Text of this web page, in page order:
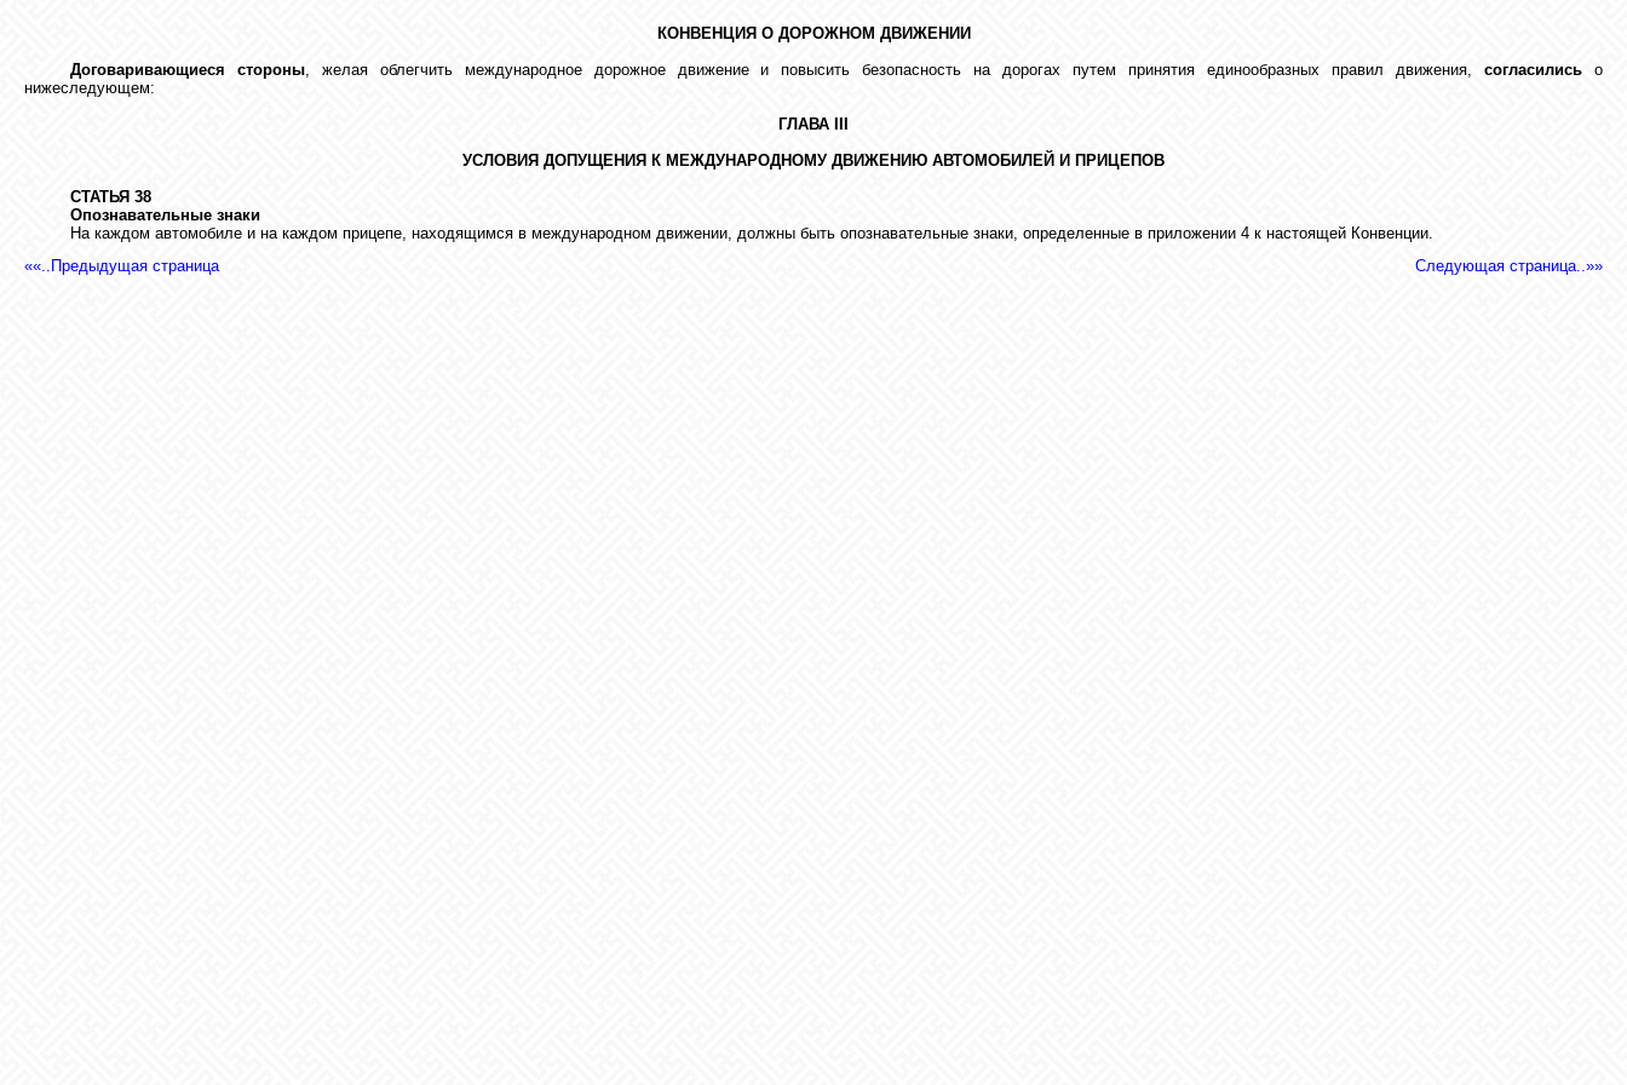
КОНВЕНЦИЯ О ДОРОЖНОМ ДВИЖЕНИИ
Договаривающиеся стороны, желая облегчить международное дорожное движение и повысить безопасность на дорогах путем принятия единообразных правил движения,согласились о
нижеследующем:
ГЛАВА III
УСЛОВИЯ ДОПУЩЕНИЯ К МЕЖДУНАРОДНОМУ ДВИЖЕНИЮ АВТОМОБИЛЕЙ И ПРИЦЕПОВ
СТАТЬЯ 38
Опознавательные знаки
На каждом автомобиле и на каждом прицепе, находящимся в международном движении, должны быть опознавательные знаки, определенные в приложении 4 к настоящей Конвенции.
««..Предыдущая страница
Следующая страница..»»